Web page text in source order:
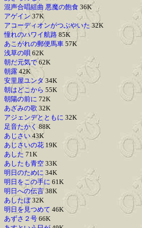
混声合唱組曲 悪魔の飽食 36K
アゲイン 37K
アコーディオンがつぶやいた32K
憧れのハワイ航路 85K
あこがれの郵便馬車 57K
浅草の唄 62K
朝だ元気で62K
朝露 42K
安里屋ユンタ 34K
朝はどこから 55K
朝陽の前に 72K
あざみの歌 32K
アジェンデとともに 32K
足音たかく 88K
あじさい43K
あじさいの花 19K
あした 71K
あしたも青空 33K
明日のために 34K
明日をこの手に 61K
明日への伝言38K
あしたぼ32K
明日を見つめて 46K
あずさ２号 66K